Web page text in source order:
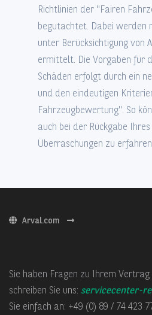
Richtlinien der "Fairen
begutachtet. Dabei werden
unter Berücksichtigung von
ermittelt. Die Vorgaben für
Schäden erfolgt durch ein
und den eindeutigen
Fahrzeugbewertung". So
auch bei der Rückgabe
Überraschungen zu
Arval.com
Sie haben Fragen zu Ihrem
schreiben Sie uns: servicecenter-
Sie einfach an: +49 (0) 89 / 74 423